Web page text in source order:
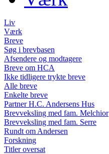
Liv
Værk
Breve
Søg i brevbasen
Afsendere og modtagere
Breve om HCA
Ikke tidligere trykte breve
Alle breve
Enkelte breve
Partner H.C. Andersens Hus
Brevveksling med fam. Melchior
Brevveksling med fam. Serre
Rundt om Andersen
Forskning
Titler oversat